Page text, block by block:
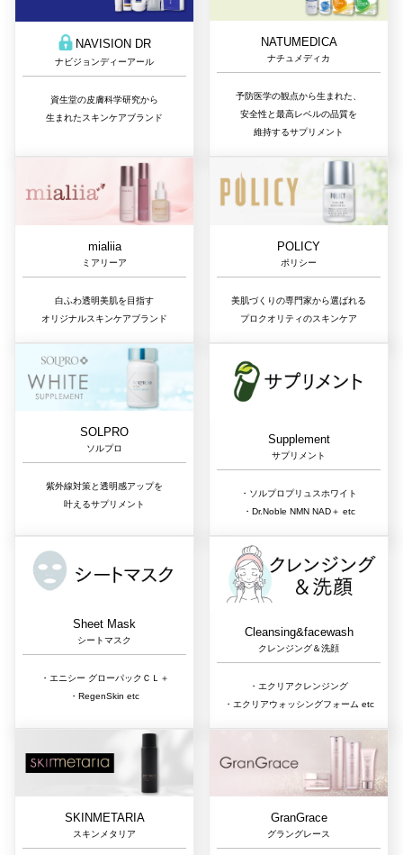
NAVISION DR
ナビジョンディーアール
資生堂の皮膚科学研究から
生まれたスキンケアブランド
NATUMEDICA
ナチュメディカ
予防医学の観点から生まれた、
安全性と最高レベルの品質を
維持するサプリメント
mialiia
ミアリーア
白ふわ透明美肌を目指す
オリジナルスキンケアブランド
POLICY
ポリシー
美肌づくりの専門家から選ばれる
プロクオリティのスキンケア
SOLPRO
ソルプロ
紫外線対策と透明感アップを
叶えるサプリメント
Supplement
サプリメント
・ソルプロプリュスホワイト
・Dr.Noble NMN NAD＋ etc
Sheet Mask
シートマスク
・エニシー グローパックＣＬ＋
・RegenSkin etc
Cleansing&facewash
クレンジング＆洗顔
・エクリアクレンジング
・エクリアウォッシングフォーム etc
SKINMETARIA
スキンメタリア
GranGrace
グラングレース